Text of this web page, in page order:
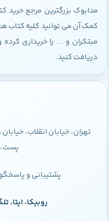
مدابوک بزرگترین مرجع
کمک آن می توانید کلیه کتاب
مبتکران و ... را خریداری
دریافت کنید.
تهران، خیابان انقلاب،
پست، پلاک
پشتیبانی و
روبیکا، ایتا،